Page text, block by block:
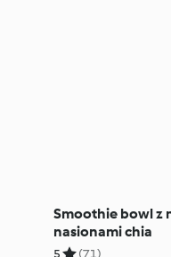
Smoothie bowl z
nasionami chia
5 (71)